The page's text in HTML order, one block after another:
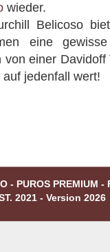
wieder.
Belicoso
eine
von einer Davidoff
jedenfall wert!
- PUROS PREMIUM -
2021 - Version 2026